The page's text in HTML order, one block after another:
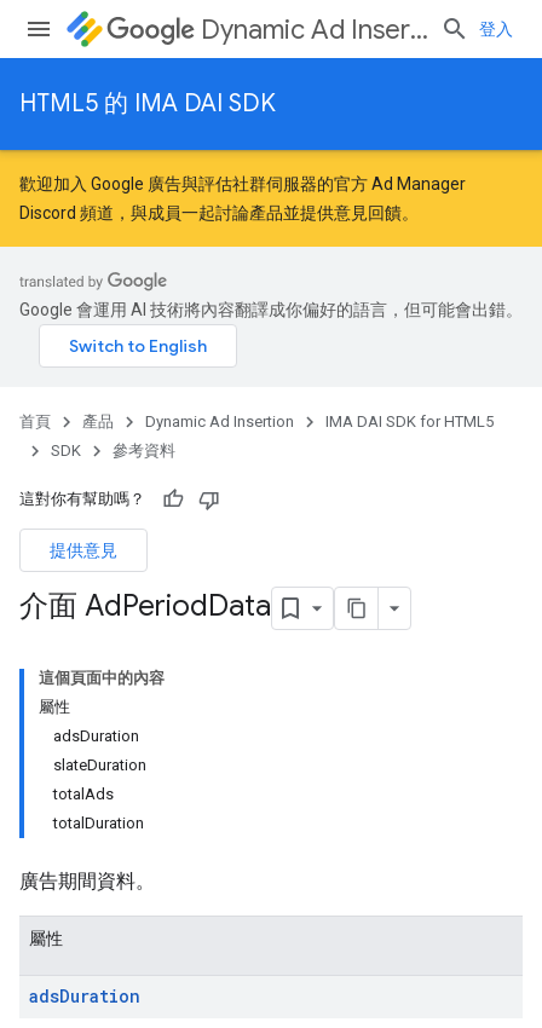
Dynamic Ad Insertion 登入
HTML5 的 IMA DAI SDK
歡迎加入 Google 廣告與評估社群伺服器的官方 Ad Manager
Discord 頻道，與成員一起討論產品並提供意見回饋。
Google 會運用 AI 技術將內容翻譯成你偏好的語言，但可能會出錯。
首頁 產品 Dynamic Ad Insertion
IMA DAI SDK for HTML5
SDK
參考資料
這對你有幫助嗎？
提供意見
介面 AdPeriodData
這個頁面中的內容
屬性
adsDuration
slateDuration
totalAds
totalDuration
廣告期間資料。
屬性
adsDuration